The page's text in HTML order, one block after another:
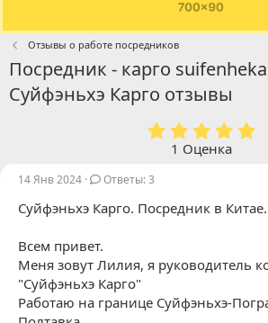
Отзывы о работе посредников
Посредник - карго
Суйфэньхэ Карго отзывы
в
д
1 Оценка
14 Янв 2024 Ответы: 3
Суйфэньхэ Карго. Посредник в Китае.
Всем привет.
Меня зовут Лилия, я руководитель
"Суйфэньхэ Карго"
Работаю на границе Суйфэньхэ-